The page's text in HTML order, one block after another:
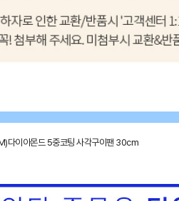
다이아몬드 5중코팅 사각구이팬 30cm